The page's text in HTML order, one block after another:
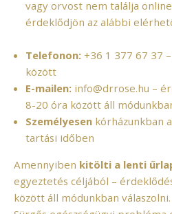
vagy orvost nem találja
érdeklődjön az alábbi
Telefonon: +36 1 377 67 37
között
E-mailen: info@drrose.hu –
8-20 óra között áll
Személyesenkórházunkban
tartási időben
Amennyiben kitölti a lenti
egyeztetés céljából –
között áll módunkban válaszolni.